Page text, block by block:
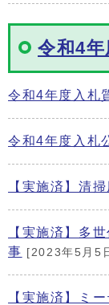
令和4年
令和4年度入札
令和4年度入札
【実施済】清
【実施済】多
事 [2023年5月5
【実施済】ミ